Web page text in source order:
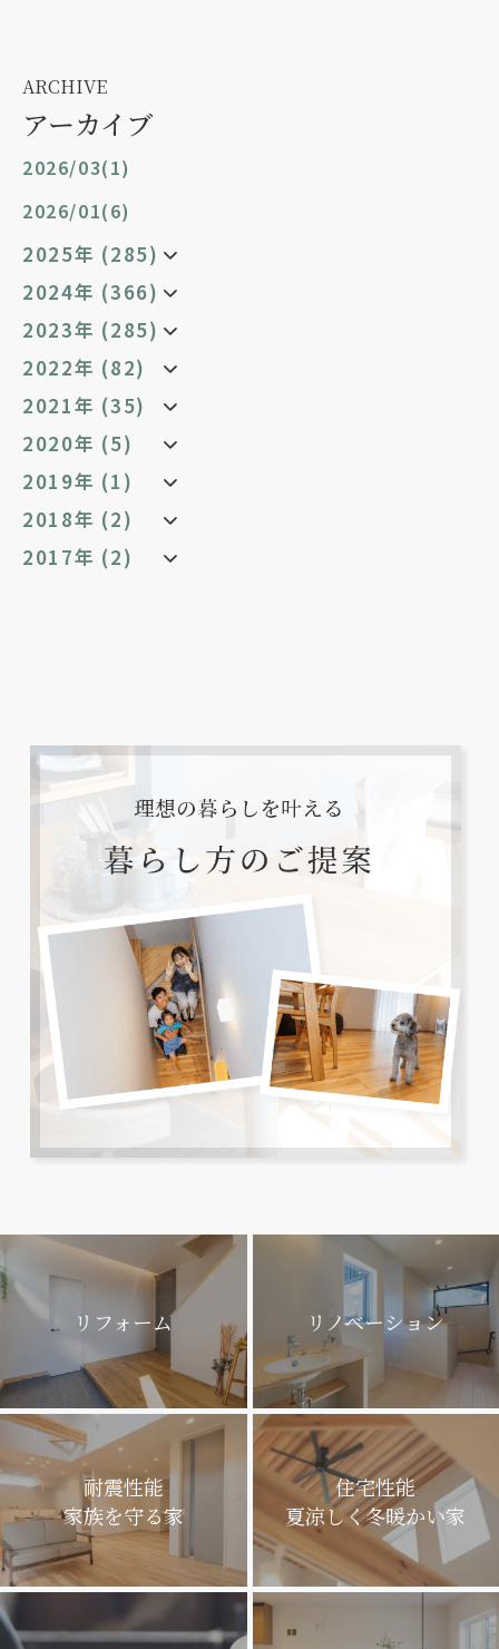
ARCHIVE
アーカイブ
2026/03(1)
2026/01(6)
2025年 (285)
2024年 (366)
2023年 (285)
2022年 (82)
2021年 (35)
2020年 (5)
2019年 (1)
2018年 (2)
2017年 (2)
リフォーム リノベーション
耐震性能
家族を守る家
住宅性能
夏涼しく冬暖かい家